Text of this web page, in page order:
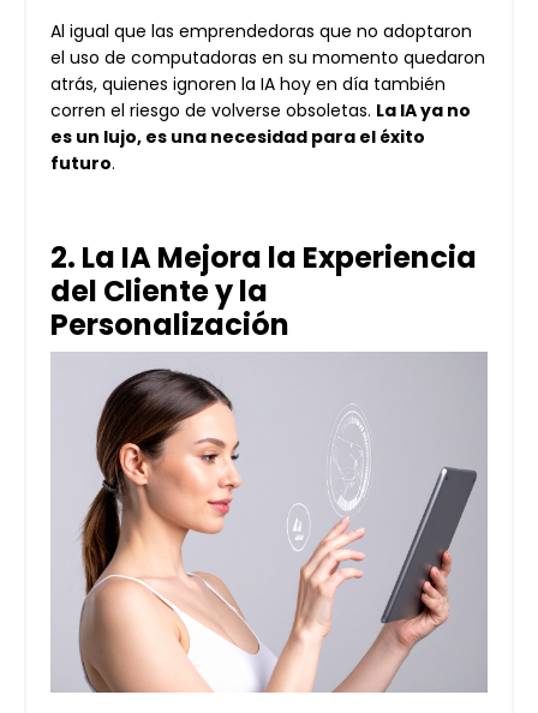
Al igual que las emprendedoras que no adoptaron
el uso de computadoras en su momento quedaron
atrás, quienes ignoren la IA hoy en día también
corren el riesgo de volverse obsoletas. La IA ya no
es un lujo, es una necesidad para el éxito
futuro.
2. La IA Mejora la Experiencia
del Cliente y la
Personalización